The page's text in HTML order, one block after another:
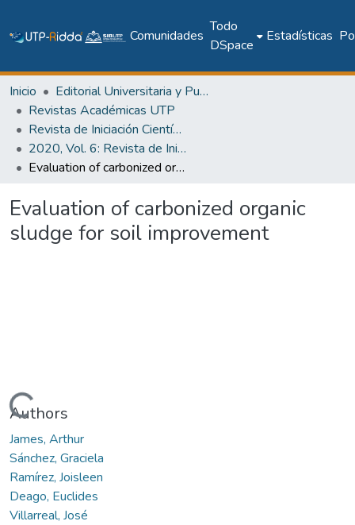
Comunidades
Todo
DSpace
Estadísticas
Inicio
Editorial Universitaria y Publicaciones Seriadas
Revistas Académicas UTP
Revista de Iniciación Científica
2020, Vol. 6: Revista de Iniciación Científica, Edición Especial
Evaluation of carbonized organic sludge for soil improvement
Evaluation of carbonized organic
sludge for soil improvement
Cargando...
Authors
James, Arthur
Sánchez, Graciela
Ramírez, Joisleen
Deago, Euclides
Villarreal, José